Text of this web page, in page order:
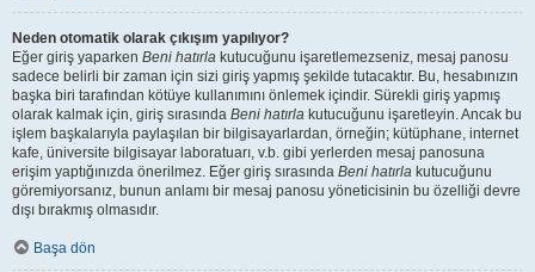
Neden otomatik olarak çıkışım yapılıyor?
Eğer giriş yaparken Beni hatırla kutucuğunu işaretlemezseniz, mesaj panosu
sadece belirli bir zaman için sizi giriş yapmış şekilde tutacaktır. Bu, hesabınızın
başka biri tarafından kötüye kullanımını önlemek içindir. Sürekli giriş yapmış
olarak kalmak için, giriş sırasında Beni hatırla kutucuğunu işaretleyin. Ancak bu
işlem başkalarıyla paylaşılan bir bilgisayarlardan, örneğin; kütüphane, internet
kafe, üniversite bilgisayar laboratuarı, v.b. gibi yerlerden mesaj panosuna
erişim yaptığınızda önerilmez. Eğer giriş sırasında Beni hatırla kutucuğunu
göremiyorsanız, bunun anlamı bir mesaj panosu yöneticisinin bu özelliği devre
dışı bırakmış olmasıdır.
Başa dön